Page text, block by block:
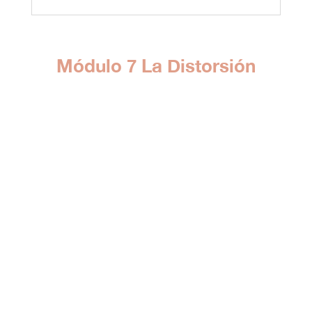
Módulo 7 La Distorsión